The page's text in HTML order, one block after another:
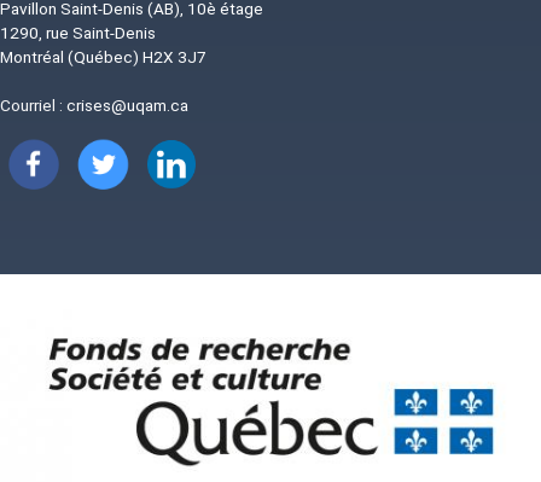
Pavillon Saint-Denis (AB), 10è étage
1290, rue Saint-Denis
Montréal (Québec) H2X 3J7
Courriel : crises@uqam.ca
Image Image Image